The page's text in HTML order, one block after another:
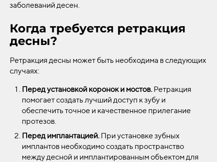
заболеваний десен.
Когда требуется ретракция
десны?
Ретракция десны может быть необходима в следующих
случаях:
Перед установкой коронок и мостов. Ретракция
помогает создать лучший доступ к зубу и
обеспечить точное и качественное прилегание
протезов.
Перед имплантацией. При установке зубных
имплантов необходимо создать пространство
между десной и имплантированным объектом для